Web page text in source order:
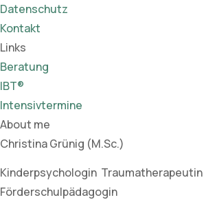
Datenschutz
Kontakt
Links
Beratung
IBT®
Intensivtermine
About me
Christina Grünig (M.Sc.)
Kinderpsychologin Traumatherapeutin
Förderschulpädagogin